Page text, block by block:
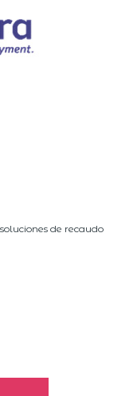
de recaudo